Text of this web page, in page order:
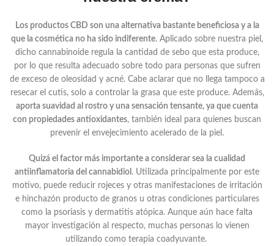
Los productos CBD son una alternativa bastante beneficiosa y a la
que la cosmética no ha sido indiferente. Aplicado sobre nuestra piel,
dicho cannabinoide regula la cantidad de sebo que esta produce,
por lo que resulta adecuado sobre todo para personas que sufren
de exceso de oleosidad y acné. Cabe aclarar que no llega tampoco a
resecar el cutis, solo a controlar la grasa que este produce. Además,
aporta suavidad al rostro y una sensación tensante, ya que cuenta
con propiedades antioxidantes, también ideal para quienes buscan
prevenir el envejecimiento acelerado de la piel.
Quizá el factor más importante a considerar sea la cualidad
antiinflamatoria del cannabidiol . Utilizada principalmente por este
motivo, puede reducir rojeces y otras manifestaciones de irritación
e hinchazón producto de granos u otras condiciones particulares
como la psoriasis y dermatitis atópica. Aunque aún hace falta
mayor investigación al respecto, muchas personas lo vienen
utilizando como terapia coadyuvante.